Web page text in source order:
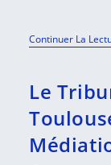
publication :
Continuer La
Le